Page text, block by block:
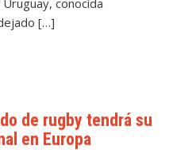
conocida
[…]
de rugby tendrá su
en Europa